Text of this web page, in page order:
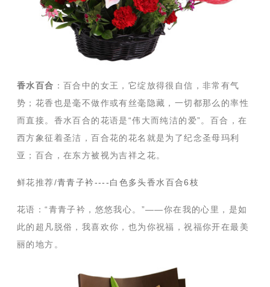
香水百合 ：百合中的女王，它绽放得很自信，非常有气
势；花香也是毫不做作或有丝毫隐藏，一切都那么的率性
而直接。香水百合的花语是“伟大而纯洁的爱”。百合，在
西方象征着圣洁，百合花的花名就是为了纪念圣母玛利
亚；百合，在东方被视为吉祥之花。
鲜花推荐/青青子衿----白色多头香水百合6枝
花语：“青青子衿，悠悠我心。”——你在我的心里，是如
此的超凡脱俗，我喜欢你，也为你祝福，祝福你开在最美
丽的地方。